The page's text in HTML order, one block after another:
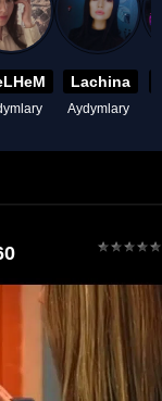
Lachina
Aydymlary